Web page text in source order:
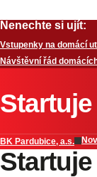
Nenechte si ujít:
Vstupenky na domácí
Návštěvní řád
Startuje
BK Pardubice, a.s.
Startuje